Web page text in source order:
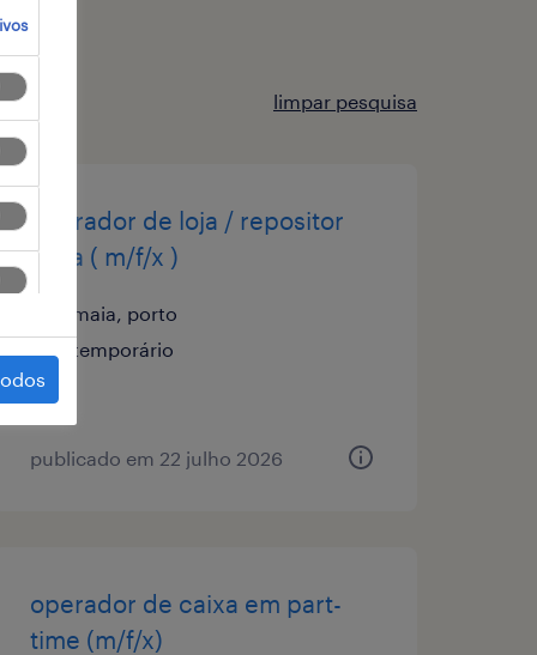
limpar pesquisa
operador de loja / repositor
maia ( m/f/x )
maia, porto
temporário
publicado em 22 julho 2026
operador de caixa em part-
time (m/f/x)